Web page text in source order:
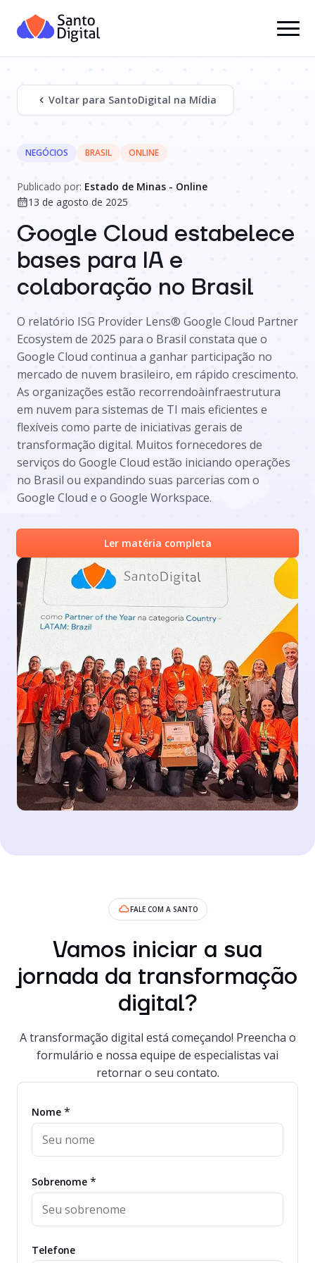
Voltar para SantoDigital na Mídia
NEGÓCIOS BRASIL ONLINE
Publicado por: Estado de Minas - Online
13 de agosto de 2025
Google Cloud estabelece
bases para IA e
colaboração no Brasil
O relatório ISG Provider Lens® Google Cloud Partner
Ecosystem de 2025 para o Brasil constata que o
Google Cloud continua a ganhar participação no
mercado de nuvem brasileiro, em rápido crescimento.
As organizações estão recorrendoàinfraestrutura
em nuvem para sistemas de TI mais eficientes e
flexíveis como parte de iniciativas gerais de
transformação digital. Muitos fornecedores de
serviços do Google Cloud estão iniciando operações
no Brasil ou expandindo suas parcerias com o
Google Cloud e o Google Workspace.
Ler matéria completa
FALE COM A SANTO
Vamos iniciar a sua
jornada da transformação
digital?
A transformação digital está começando! Preencha o
formulário e nossa equipe de especialistas vai
retornar o seu contato.
Nome *
Sobrenome*
Telefone